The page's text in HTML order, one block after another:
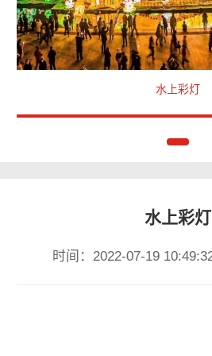
水上彩灯
水上彩灯
时间：2022-07-19